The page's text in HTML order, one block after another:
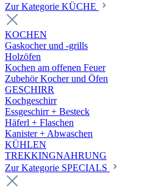
Zur Kategorie KÜCHE
KOCHEN
Gaskocher und -grills
Holzöfen
Kochen am offenen Feuer
Zubehör Kocher und Öfen
GESCHIRR
Kochgeschirr
Essgeschirr + Besteck
Häferl + Flaschen
Kanister + Abwaschen
KÜHLEN
TREKKINGNAHRUNG
Zur Kategorie SPECIALS